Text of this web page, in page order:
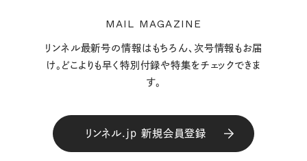
MAIL MAGAZINE
リンネル最新号の情報はもちろん、次号情報もお届
け。どこよりも早く特別付録や特集をチェックできま
す。
リンネル.jp 新規会員登録